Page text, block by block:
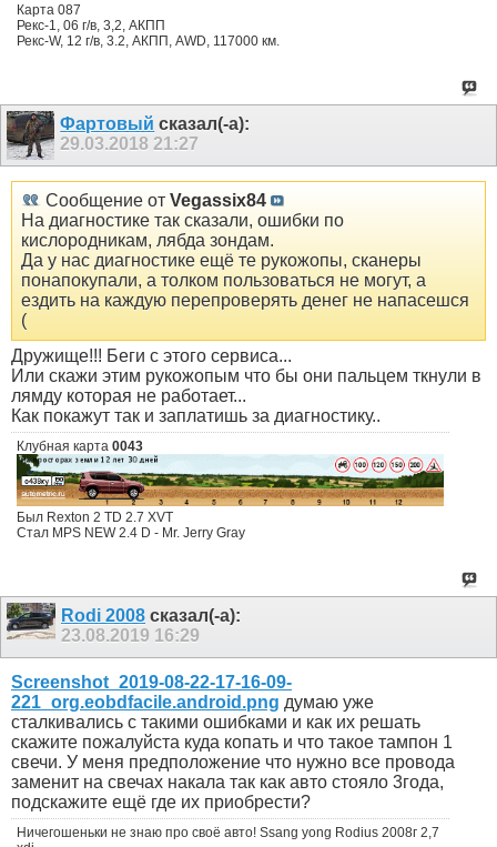
Карта 087
Рекс-1, 06 г/в, 3,2, АКПП
Рекс-W, 12 г/в, 3.2, АКПП, AWD, 117000 км.
Фартовый сказал(-а):
29.03.201821:27
Сообщение от Vegassix84
На диагностике так сказали, ошибки по
кислородникам, лябда зондам.
Да у нас диагностике ещё те рукожопы, сканеры
понапокупали, а толком пользоваться не могут, а
ездить на каждую перепроверять денег не напасешся
(
Дружище!!! Беги с этого сервиса...
Или скажи этим рукожопым что бы они пальцем ткнули в
лямду которая не работает...
Как покажут так и заплатишь за диагностику..
Клубная карта 0043
Был Rexton 2 TD 2.7 XVT
Стал MPS NEW 2.4 D - Mr. Jerry Gray
Rodi 2008 сказал(-а):
23.08.2019 16:29
Screenshot_2019-08-22-17-16-09-
221_org.eobdfacile.android.png думаю уже
сталкивались с такими ошибками и как их решать
скажите пожалуйста куда копать и что такое тампон 1
свечи. У меня предположение что нужно все провода
заменит на свечах накала так как авто стояло 3года,
подскажите ещё где их приобрести?
Ничегошеньки не знаю про своё авто! Ssang yong Rodius 2008г 2,7